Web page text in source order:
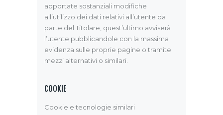
apportate sostanziali modifiche
all’utilizzo dei dati relativi all’utente da
parte del Titolare, quest’ultimo avviserà
l’utente pubblicandole con la massima
evidenza sulle proprie pagine o tramite
mezzi alternativi o similari.
COOKIE
Cookie e tecnologie similari